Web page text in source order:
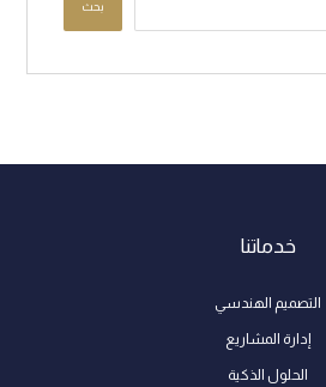
بحث
خدماتنا
التصميم الهندسي
إدارة المشاريع
الحلول الذكية